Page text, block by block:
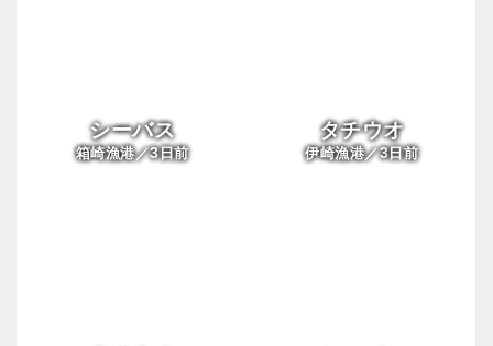
シーバス
箱崎漁港／3日前
タチウオ
伊崎漁港／3日前